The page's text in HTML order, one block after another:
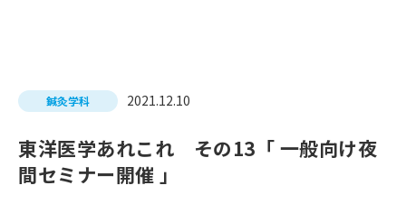
研修・講座
公共職業訓練
鍼灸学科 2021.12.10
東洋医学あれこれ その13「 一般向け夜
間セミナー開催 」